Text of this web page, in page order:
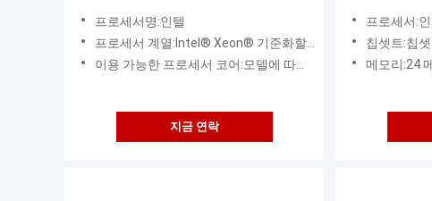
DL360 Gen10 서버
프로세서명:인텔
프로세서 계열:Intel® Xeon® 기준화할 수 있는 8100/8200 시리즈 Intel® Xeon® 기준화할 수 있는 6100/6200 시리즈 Intel® Xeon® 기준화할 수 있는 510
이용 가능한 프로세서 코어:모델에 따라서, 4 내지 28 핵심
지금 연락
확장
프로세서:인텔 ® 제온 ® 확장 가능한 프로세서,
칩셋트:칩
메모리:24